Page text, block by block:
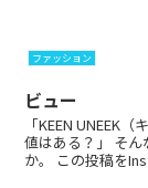
ファッション
ビュー
「KEEN UNEEK
値はある？」 そんな疑問を持っている方も多いのではないでしょう
か。 この投稿